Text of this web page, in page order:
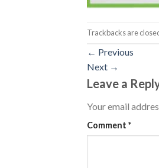
Trackbacks are
← Previous
Next →
Leave a
Your email
Comment *